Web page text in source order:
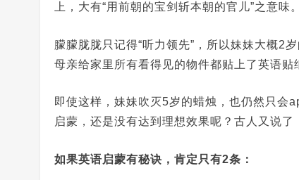
上，大有“用前朝的宝剑斩本朝的官儿”之意味。
朦朦胧胧只记得“听力领先”，所以妹妹大概2
母亲给家里所有看得见的物件都贴上了英语贴
即使这样，妹妹吹灭5岁的蜡烛，也仍然只会
启蒙，还是没有达到理想效果呢？古人又说了
如果英语启蒙有秘诀，肯定只有2条：